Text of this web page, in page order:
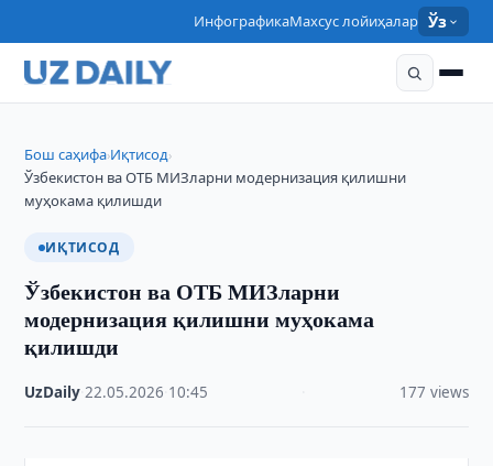
ИнфографикаМахсус лойиҳалар Ўз
Бош саҳифа›Иқтисод›
Ўзбекистон ва ОТБ МИЗларни модернизация қилишни
муҳокама қилишди
ИҚТИСОД
Ўзбекистон ва ОТБ МИЗларни
модернизация қилишни муҳокама
қилишди
UzDaily ·22.05.2026 10:45 177 views